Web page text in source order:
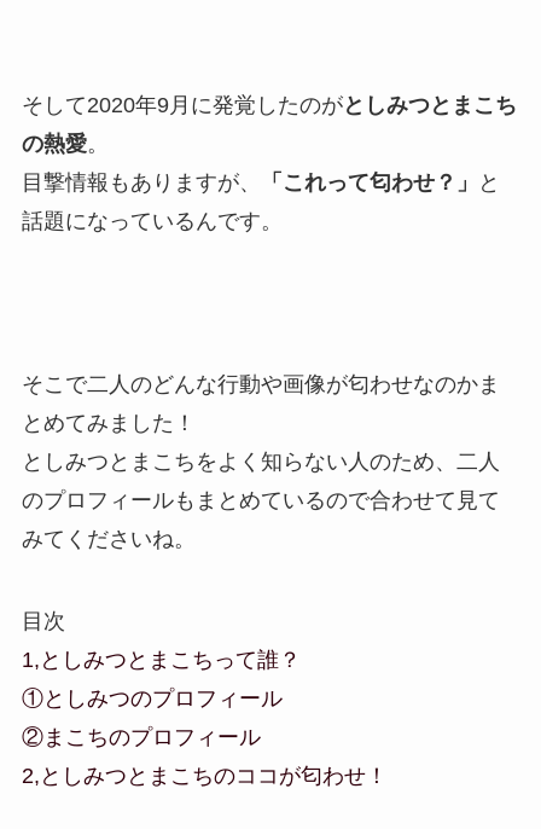
そして2020年9月に発覚したのがとしみつとまこち
の熱愛。
目撃情報もありますが、
「これって匂わせ？」
と
話題になっているんです。
そこで二人のどんな行動や画像が匂わせなのかま
とめてみました！
としみつとまこちをよく知らない人のため、二人
のプロフィールもまとめているので合わせて見て
みてくださいね。
目次
1,としみつとまこちって誰？
①としみつのプロフィール
②まこちのプロフィール
2,としみつとまこちのココが匂わせ！